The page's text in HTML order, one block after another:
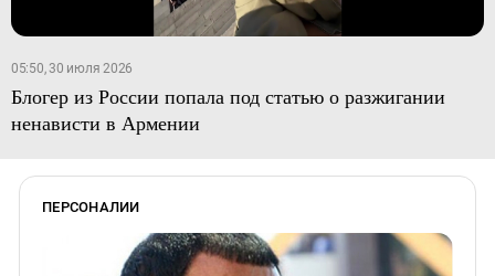
05:50, 30 июля 2026
Блогер из России попала под статью о разжигании
ненависти в Армении
ПЕРСОНАЛИИ